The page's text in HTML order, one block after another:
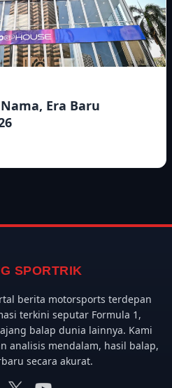
Era Baru
SPORTRIK
berita motorsports terdepan
terkini seputar Formula 1,
ajang balap dunia lainnya. Kami
analisis mendalam, hasil balap,
secara akurat.